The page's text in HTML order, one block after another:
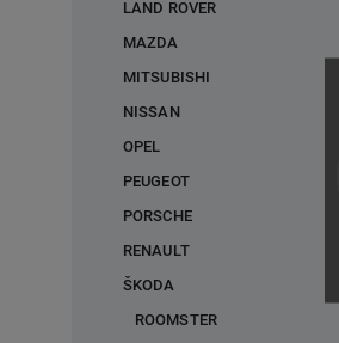
LAND ROVER
MAZDA
MITSUBISHI
NISSAN
OPEL
PEUGEOT
PORSCHE
RENAULT
ŠKODA
ROOMSTER